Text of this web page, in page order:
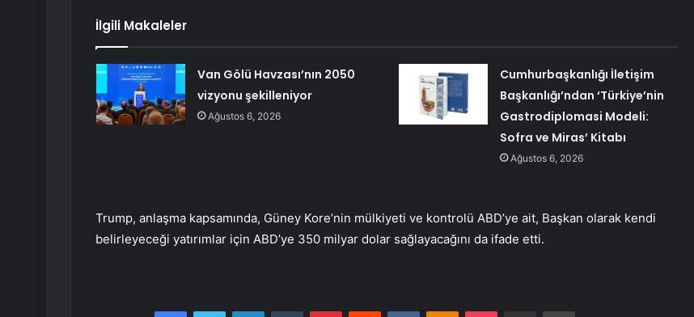
İlgili Makaleler
Van Gölü Havzası’nın 2050
vizyonu şekilleniyor
Ağustos 6, 2026
Cumhurbaşkanlığı İletişim
Başkanlığı’ndan ‘Türkiye’nin
Gastrodiplomasi Modeli:
Sofra ve Miras’ Kitabı
Ağustos 6, 2026
Trump, anlaşma kapsamında, Güney Kore’nin mülkiyeti ve kontrolü ABD’ye ait, Başkan olarak kendi
belirleyeceği yatırımlar için ABD’ye 350 milyar dolar sağlayacağını da ifade etti.
FacebookTwitter LinkedInTumblr PinterestReddit VKontakteOdnoklassniki
Pocket E-Posta ile paylaş Yazdır